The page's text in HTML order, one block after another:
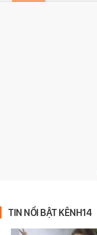
TIN NỔI BẬT KÊNH14